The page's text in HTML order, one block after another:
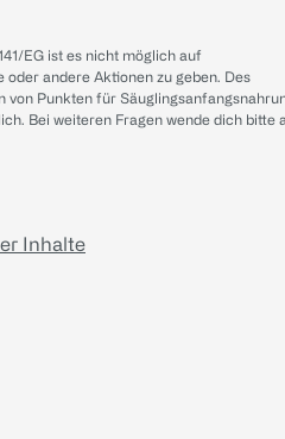
EG ist es nicht möglich auf
andere Aktionen zu geben. Des
von Punkten für
Bei weiteren Fragen wende dich bitte
Inhalte